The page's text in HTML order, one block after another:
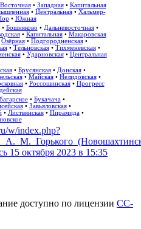
Восточная• Западная• Капитальная
• Центральная• Хальмер-
• Южная
• Бошняково • Дальневосточная•
• Капитальная• Макаровская
Озёрная• Подгородненская•
• Тельновская• Тихменевская•
• Ударновская• Центральная
• Брусянская• Донская•
• Майская• Нелидовская•
• Россошинская• Прогресс
• Букачача•
• Завьяловская•
• Листвянская• Пирамида•
w/index.php?
15 октября 2023 в 15:35
доступно по лицензии CC-